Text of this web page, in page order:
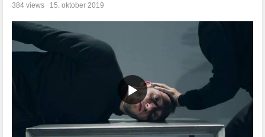
384 views 15. oktober 2019